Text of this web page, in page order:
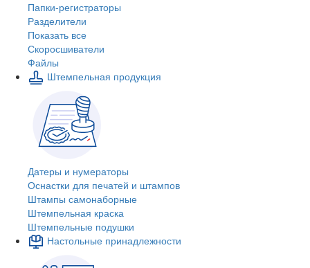
Папки-регистраторы
Разделители
Показать все
Скоросшиватели
Файлы
Штемпельная продукция
Датеры и нумераторы
Оснастки для печатей и штампов
Штампы самонаборные
Штемпельная краска
Штемпельные подушки
Настольные принадлежности